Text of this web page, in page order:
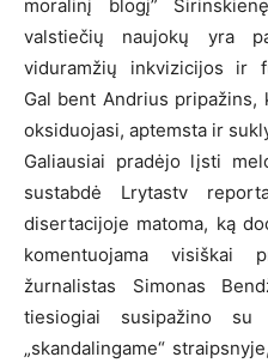
moralinį blogį”
valstiečių naujokų yra
viduramžių inkvizicijos ir
Gal bent Andrius
oksiduojasi, aptemsta ir
Galiausiai pradėjo lįsti
sustabdė Lrytastv
disertacijoje matoma, ką
komentuojama visiškai
žurnalistas Simonas
tiesiogiai susipažino su
„skandalingame“